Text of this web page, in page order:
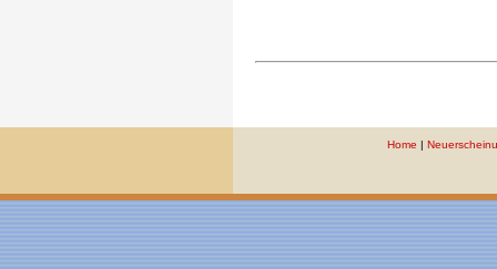
Home |